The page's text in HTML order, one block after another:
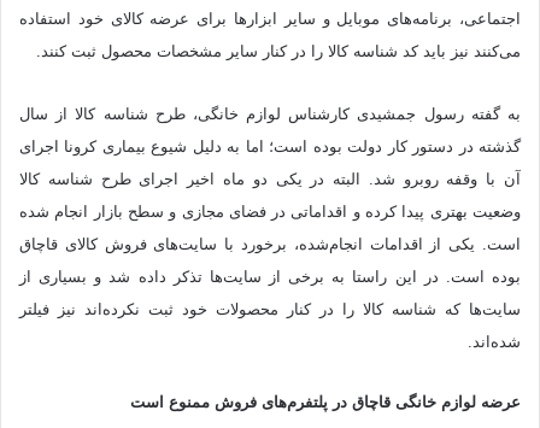
اجتماعی، برنامه‌های موبایل و سایر ابزارها برای عرضه کالای خود استفاده
می‌کنند نیز باید کد شناسه کالا را در کنار سایر مشخصات محصول ثبت کنند.
به گفته رسول جمشیدی کارشناس لوازم خانگی، طرح شناسه کالا از سال
گذشته در دستور کار دولت بوده است؛ اما به دلیل شیوع بیماری کرونا اجرای
آن با وقفه روبرو شد. البته در یکی دو ماه اخیر اجرای طرح شناسه کالا
وضعیت بهتری پیدا کرده و اقداماتی در فضای مجازی و سطح بازار انجام شده
است. یکی از اقدامات انجام‌شده، برخورد با سایت‌های فروش کالای قاچاق
بوده است. در این راستا به برخی از سایت‌ها تذکر داده شد و بسیاری از
سایت‌ها که شناسه کالا را در کنار محصولات خود ثبت نکرده‌اند نیز فیلتر
شده‌اند.
عرضه لوازم خانگی قاچاق در پلتفرم‌های فروش ممنوع است